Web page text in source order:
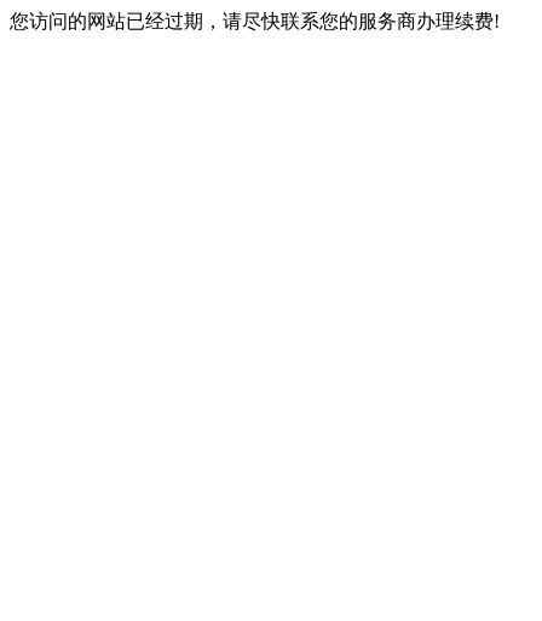
您访问的网站已经过期，请尽快联系您的服务商办理续费!